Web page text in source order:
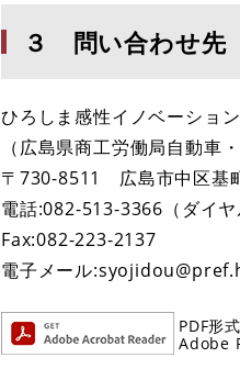
３ 問い合わせ先
ひろしま感性イノベーショ
（広島県商工労働局自動車
〒730-8511 広島市中区基
電話:082-513-3366（ダイ
Fax:082-223-2137
電子メール
PDF形
Adobe